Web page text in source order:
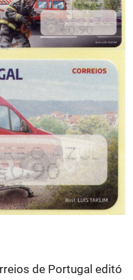
de Portugal editó